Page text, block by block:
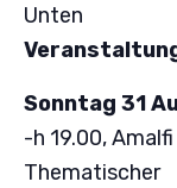
Sonntag 31
-h 19.00,